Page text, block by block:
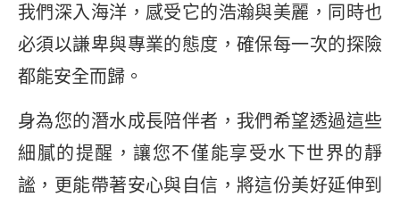
我們深入海洋，感受它的浩瀚與美麗，同時也
必須以謙卑與專業的態度，確保每一次的探險
都能安全而歸。
身為您的潛水成長陪伴者，我們希望透過這些
細膩的提醒，讓您不僅能享受水下世界的靜
謐，更能帶著安心與自信，將這份美好延伸到